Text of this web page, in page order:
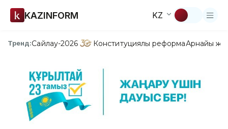
KAZINFORM KZ
Тренд:Сайлау-2026 Конституциялық реформаАрнайы